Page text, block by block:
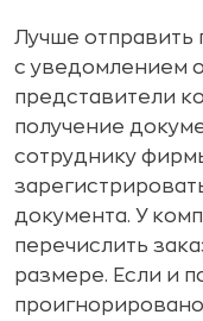
Лучше отправить
с уведомлением
представители
получение
сотруднику
документа. У
перечислить
размере. Если и